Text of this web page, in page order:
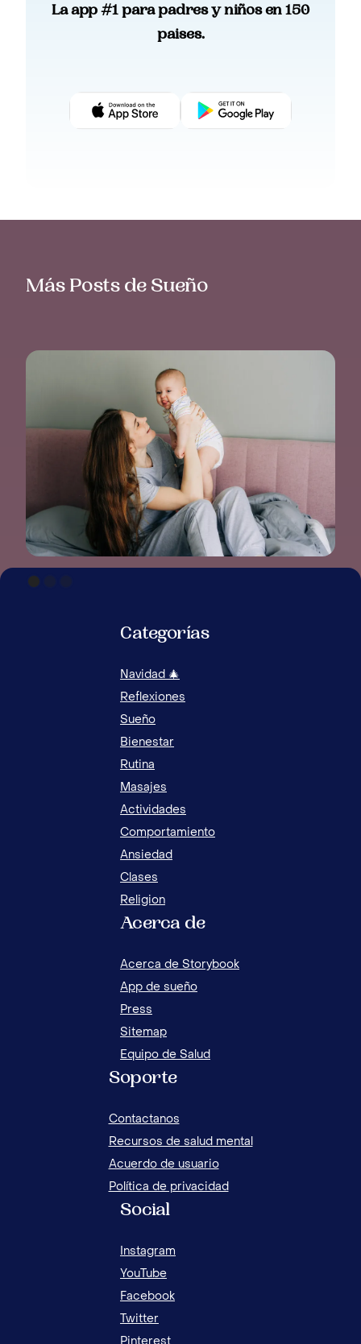
La app #1 para padres y niños en 150
paises.
Más Posts de Sueño
EL MÉTODO TRACY HOGG: CRIANZA EASY
Categorías
Navidad 🎄
Reflexiones
Sueño
Bienestar
Rutina
Masajes
Actividades
Comportamiento
Ansiedad
Clases
Religion
Acerca de
Acerca de Storybook
App de sueño
Press
Sitemap
Equipo de Salud
Soporte
Contactanos
Recursos de salud mental
Acuerdo de usuario
Política de privacidad
Social
Instagram
YouTube
Facebook
Twitter
Pinterest